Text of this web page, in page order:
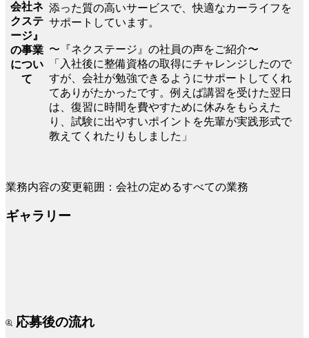
会社ネ
クステ
ージ』
の事業
につい
て
添った質の高いサービスで、快適なカーライフを
サポートしています。
〜『ネクステージ』の社員の声をご紹介〜
「入社後に整備資格の取得にチャレンジしたので
すが、会社が勉強できるようにサポートしてくれ
てありがたかったです。例えば講習を受けた翌日
は、復習に時間を費やすために休みをもらえた
り、試験に出やすいポイントを先輩が実践形式で
教えてくれたりもしました」
業務内容の変更範囲：会社の定めるすべての業務
ギャラリー
応募後の流れ